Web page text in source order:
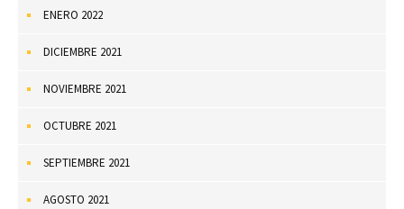
ENERO 2022
DICIEMBRE 2021
NOVIEMBRE 2021
OCTUBRE 2021
SEPTIEMBRE 2021
AGOSTO 2021